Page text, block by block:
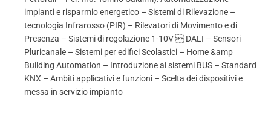
impianti e risparmio energetico – Sistemi di Rilevazione –
tecnologia Infrarosso (PIR) – Rilevatori di Movimento e di
Presenza – Sistemi di regolazione 1-10V  DALI – Sensori
Pluricanale – Sistemi per edifici Scolastici – Home &amp
Building Automation – Introduzione ai sistemi BUS – Standard
KNX – Ambiti applicativi e funzioni – Scelta dei dispositivi e
messa in servizio impianto